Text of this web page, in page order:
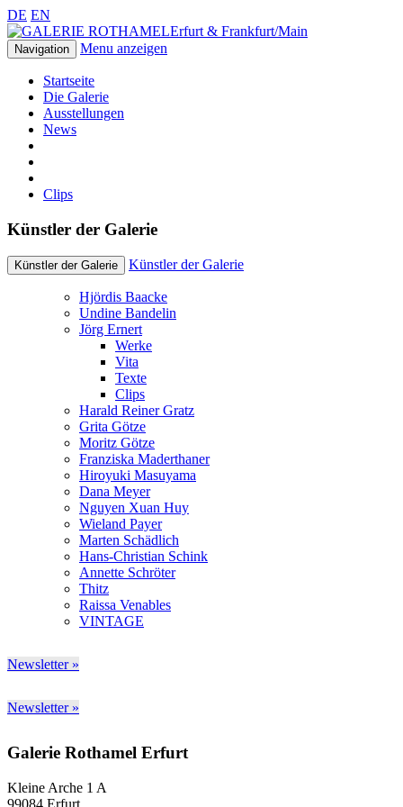
DE EN
Erfurt & Frankfurt/Main
Navigation Menu anzeigen
Startseite
Die Galerie
Ausstellungen
News
Clips
Künstler der Galerie
Künstler der Galerie Künstler der Galerie
Hjördis Baacke
Undine Bandelin
Jörg Ernert
Werke
Vita
Texte
Clips
Harald Reiner Gratz
Grita Götze
Moritz Götze
Franziska Maderthaner
Hiroyuki Masuyama
Dana Meyer
Nguyen Xuan Huy
Wieland Payer
Marten Schädlich
Hans-Christian Schink
Annette Schröter
Thitz
Raissa Venables
VINTAGE
Newsletter »
Newsletter »
Galerie Rothamel Erfurt
Kleine Arche 1 A